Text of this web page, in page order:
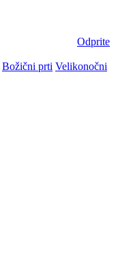
Odprite
Božični prti Velikonočni